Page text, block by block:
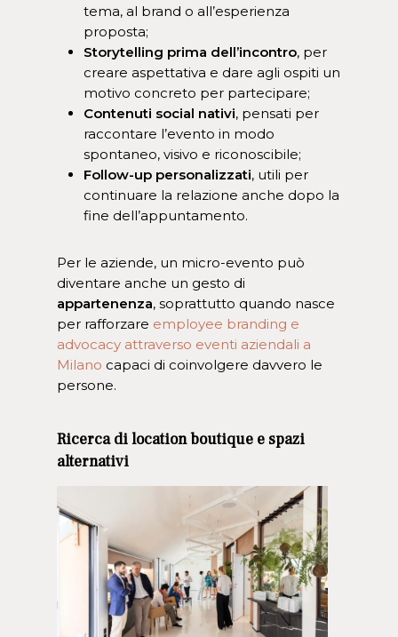
tema, al brand o all’esperienza
proposta;
Storytelling prima dell’incontro, per
creare aspettativa e dare agli ospiti un
motivo concreto per partecipare;
Contenuti social nativi, pensati per
raccontare l’evento in modo
spontaneo, visivo e riconoscibile;
Follow-up personalizzati, utili per
continuare la relazione anche dopo la
fine dell’appuntamento.
Per le aziende, un micro-evento può
diventare anche un gesto di
appartenenza, soprattutto quando nasce
per rafforzare employee branding e
advocacy attraverso eventi aziendali a
Milano capaci di coinvolgere davvero le
persone.
Ricerca di location boutique e spazi
alternativi